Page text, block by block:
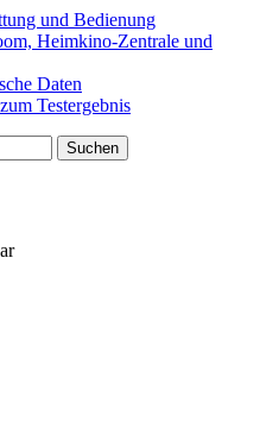
und Bedienung
Heimkino-Zentrale und
Daten
Testergebnis